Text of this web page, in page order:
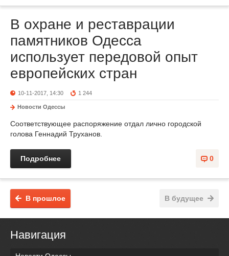
В охране и реставрации
памятников Одесса
использует передовой опыт
европейских стран
10-11-2017, 14:30 1 244
Новости Одессы
Соответствующее распоряжение отдал лично городской
голова Геннадий Труханов.
0
Подробнее
В будущее
В прошлое
Навигация